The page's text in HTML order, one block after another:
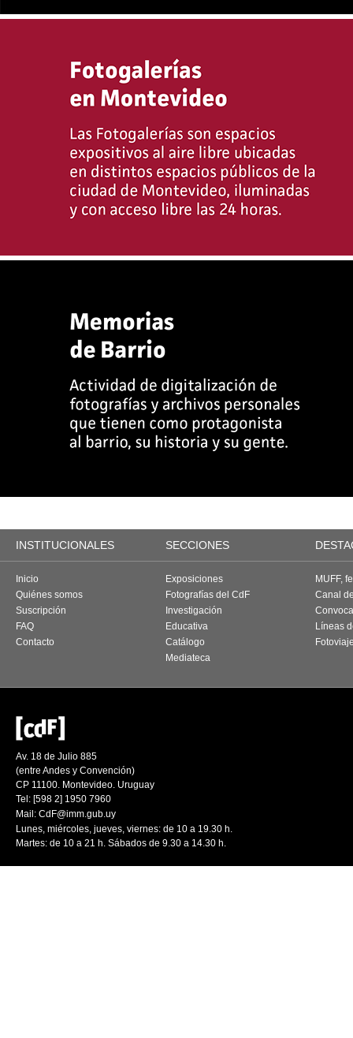
INSTITUCIONALES SECCIONES
Inicio
Quiénes somos
Suscripción
FAQ
Contacto
Exposiciones
Fotografías del CdF
Investigación
Educativa
Catálogo
Mediateca
MUFF,
Canal
Líneas
Av. 18 de Julio 885
(entre Andes y Convención)
CP 11100. Montevideo. Uruguay
Tel: [598 2] 1950 7960
Mail: CdF@imm.gub.uy
Lunes, miércoles, jueves, viernes: de 10 a 19.30 h.
Martes: de 10 a 21 h. Sábados de 9.30 a 14.30 h.